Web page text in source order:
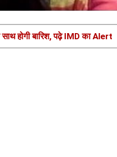
होगी बारिश, पढ़े IMD का Alert